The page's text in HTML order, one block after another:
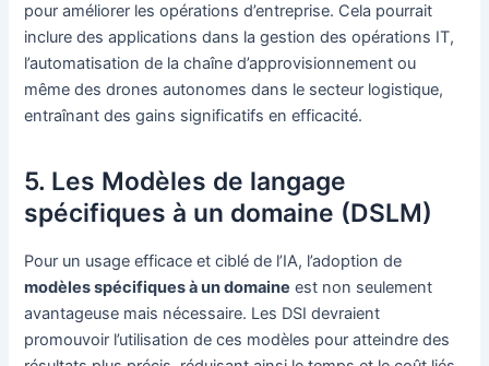
pour améliorer les opérations d’entreprise. Cela pourrait
inclure des applications dans la gestion des opérations IT,
l’automatisation de la chaîne d’approvisionnement ou
même des drones autonomes dans le secteur logistique,
entraînant des gains significatifs en efficacité.
5. Les Modèles de langage
spécifiques à un domaine (DSLM)
Pour un usage efficace et ciblé de l’IA, l’adoption de
modèles spécifiques à un domaine est non seulement
avantageuse mais nécessaire. Les DSI devraient
promouvoir l’utilisation de ces modèles pour atteindre des